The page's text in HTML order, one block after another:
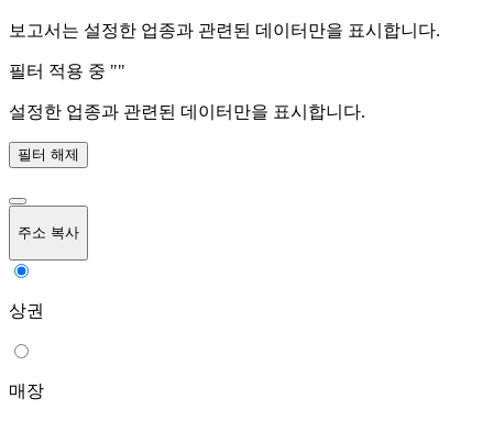
보고서는 설정한 업종과 관련된 데이터만을 표시합니다.
필터 적용 중 ""
설정한 업종과 관련된 데이터만을 표시합니다.
필터 해제
주소 복사
상권
매장